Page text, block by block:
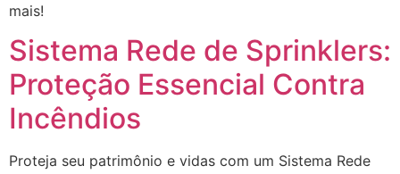
mais!
Sistema Rede de Sprinklers:
Proteção Essencial Contra
Incêndios
Proteja seu patrimônio e vidas com um Sistema Rede